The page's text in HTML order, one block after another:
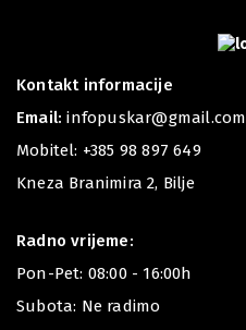
Kontakt informacije
Email:infopuskar@gmail.com
Mobitel: +385 98 897 649
Kneza Branimira 2, Bilje
Radno vrijeme:
Pon-Pet: 08:00 - 16:00h
Subota: Ne radimo